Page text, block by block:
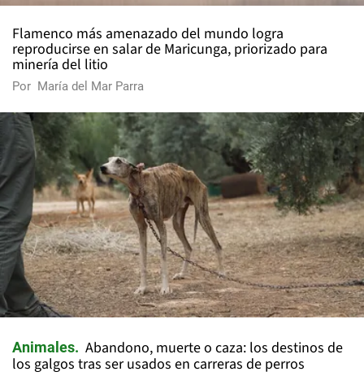
Flamenco más amenazado del mundo logra
reproducirse en salar de Maricunga, priorizado para
minería del litio
Por María del Mar Parra
Animales
Abandono, muerte o caza: los destinos de
los galgos tras ser usados en carreras de perros